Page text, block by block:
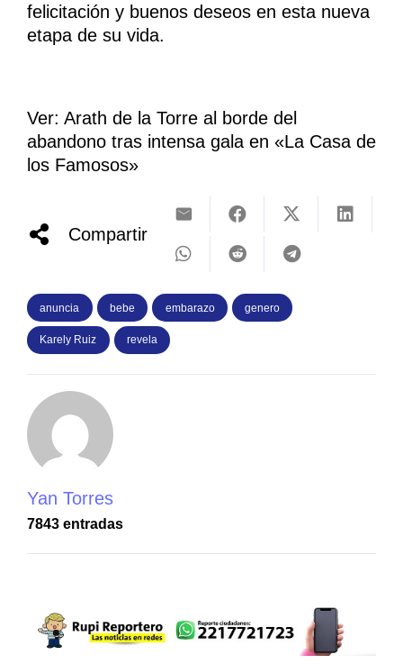
felicitación y buenos deseos en esta nueva
etapa de su vida.
Ver: Arath de la Torre al borde del
abandono tras intensa gala en «La Casa de
los Famosos»
Compartir
anuncia bebe embarazo genero
Karely Ruiz revela
Yan Torres
7843 entradas